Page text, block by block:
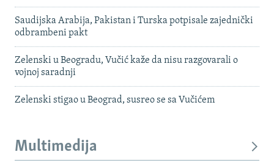
Saudijska Arabija, Pakistan i Turska potpisale zajednički
odbrambeni pakt
Zelenski u Beogradu, Vučić kaže da nisu razgovarali o
vojnoj saradnji
Zelenski stigao u Beograd, susreo se sa Vučićem
Multimedija